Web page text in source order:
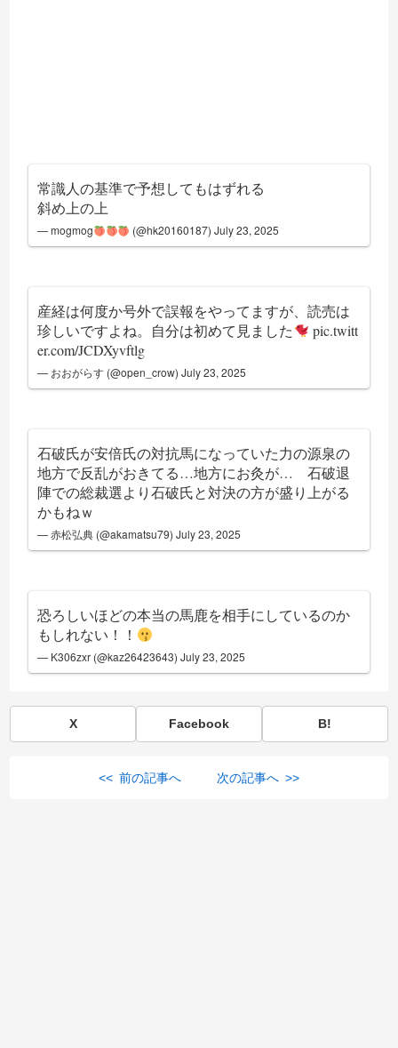
常識人の基準で予想してもはずれる
斜め上の上
— mogmog (@hk20160187)July 23, 2025
産経は何度か号外で誤報をやってますが、読売は
珍しいですよね。自分は初めて見ました
pic.twitt
er.com/JCDXyvftlg
— おおがらす (@open_crow)July 23, 2025
石破氏が安倍氏の対抗馬になっていた力の源泉の
地方で反乱がおきてる…地方にお灸が… 石破退
陣での総裁選より石破氏と対決の方が盛り上がる
かもねｗ
— 赤松弘典 (@akamatsu79)July 23, 2025
恐ろしいほどの本当の馬鹿を相手にしているのか
もしれない！！
— K306zxr (@kaz26423643)July 23, 2025
X Facebook B!
<< 前の記事へ 次の記事へ >>